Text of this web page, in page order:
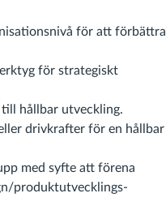
för att förbättra
för strategiskt
hållbar utveckling.
drivkrafter för en hållbar
med syfte att förena
produktutvecklings-